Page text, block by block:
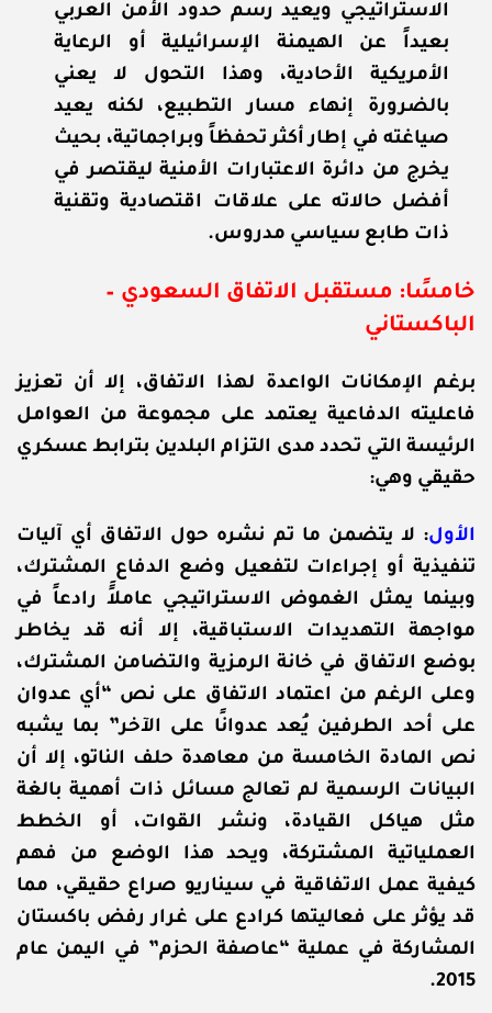
الاستراتيجي ويعيد رسم حدود الأمن العربي
بعيداً عن الهيمنة الإسرائيلية أو الرعاية
الأمريكية الأحادية، وهذا التحول لا يعني
بالضرورة إنهاء مسار التطبيع، لكنه يعيد
صياغته في إطار أكثر تحفظاً وبراجماتية، بحيث
يخرج من دائرة الاعتبارات الأمنية ليقتصر في
أفضل حالاته على علاقات اقتصادية وتقنية
ذات طابع سياسي مدروس.
خامسًا: مستقبل الاتفاق السعودي –
الباكستاني
برغم الإمكانات الواعدة لهذا الاتفاق، إلا أن تعزيز
فاعليته الدفاعية يعتمد على مجموعة من العوامل
الرئيسة التي تحدد مدى التزام البلدين بترابط عسكري
حقيقي وهي:
الأول: لا يتضمن ما تم نشره حول الاتفاق أي آليات
تنفيذية أو إجراءات لتفعيل وضع الدفاع المشترك،
وبينما يمثل الغموض الاستراتيجي عاملاًَ رادعاً في
مواجهة التهديدات الاستباقية، إلا أنه قد يخاطر
بوضع الاتفاق في خانة الرمزية والتضامن المشترك،
وعلى الرغم من اعتماد الاتفاق على نص “أي عدوان
على أحد الطرفين يُعد عدوانًا على الآخر” بما يشبه
نص المادة الخامسة من معاهدة حلف الناتو، إلا أن
البيانات الرسمية لم تعالج مسائل ذات أهمية بالغة
مثل هياكل القيادة، ونشر القوات، أو الخطط
العملياتية المشتركة، ويحد هذا الوضع من فهم
كيفية عمل الاتفاقية في سيناريو صراع حقيقي، مما
قد يؤثر على فعاليتها كرادع على غرار رفض باكستان
المشاركة في عملية “عاصفة الحزم” في اليمن عام
2015.